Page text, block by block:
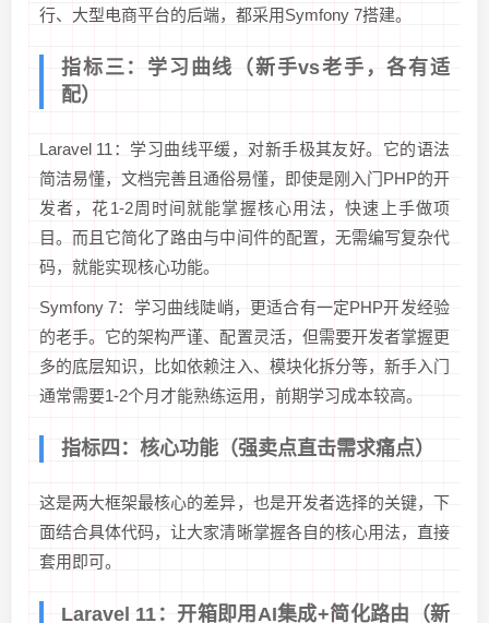
行、大型电商平台的后端，都采用Symfony 7搭建。
指标三：学习曲线（新手vs老手，各有适
配）
Laravel 11：学习曲线平缓，对新手极其友好。它的语法
简洁易懂，文档完善且通俗易懂，即使是刚入门PHP的开
发者，花1-2周时间就能掌握核心用法，快速上手做项
目。而且它简化了路由与中间件的配置，无需编写复杂代
码，就能实现核心功能。
Symfony 7：学习曲线陡峭，更适合有一定PHP开发经验
的老手。它的架构严谨、配置灵活，但需要开发者掌握更
多的底层知识，比如依赖注入、模块化拆分等，新手入门
通常需要1-2个月才能熟练运用，前期学习成本较高。
指标四：核心功能（强卖点直击需求痛点）
这是两大框架最核心的差异，也是开发者选择的关键，下
面结合具体代码，让大家清晰掌握各自的核心用法，直接
套用即可。
Laravel 11：开箱即用AI集成+简化路由（新